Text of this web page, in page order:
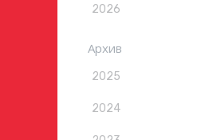
2026
Архив
2025
2024